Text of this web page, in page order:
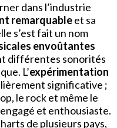
dans l’industrie
remarquableet sa
s’est fait un nom
envoûtantes
différentes sonorités
L’expérimentation
significative ;
le rock et même le
et enthousiaste.
de plusieurs pays,